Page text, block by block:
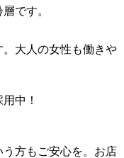
です。
大人の女性も働きや
中！
方もご安心を。お店